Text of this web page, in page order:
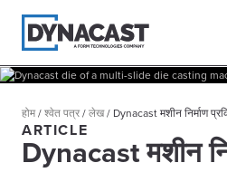
होम/श्वेत पत्र/लेख/ Dynacast मशीन निर्माण
ARTICLE
Dynacast मशीन